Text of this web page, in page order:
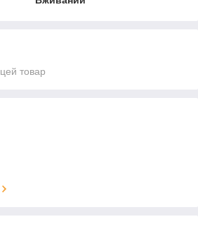
товар